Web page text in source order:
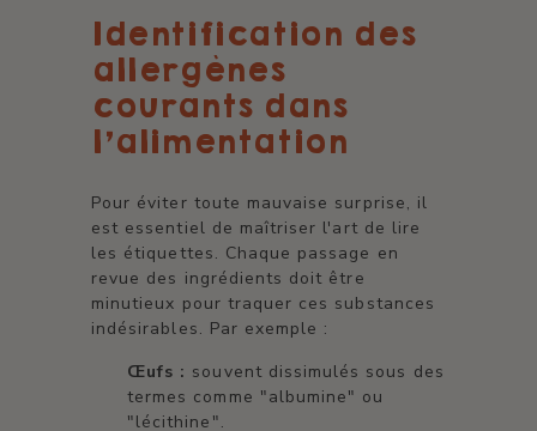
Identification des
allergènes
courants dans
l'alimentation
Pour éviter toute mauvaise surprise, il
est essentiel de maîtriser l'art de lire
les étiquettes. Chaque passage en
revue des ingrédients doit être
minutieux pour traquer ces substances
indésirables. Par exemple :
Œufs : souvent dissimulés sous des
termes comme "albumine" ou
"lécithine".